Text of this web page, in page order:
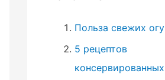
Польза свежих
5 рецептов
консервированных